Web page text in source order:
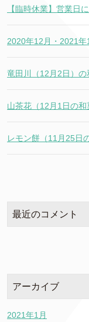
【臨時休業】営業日
2020年12月・2021
竜田川（12月2日）の
山茶花（12月1日の和
レモン餅（11月25日
最近のコメント
アーカイブ
2021年1月